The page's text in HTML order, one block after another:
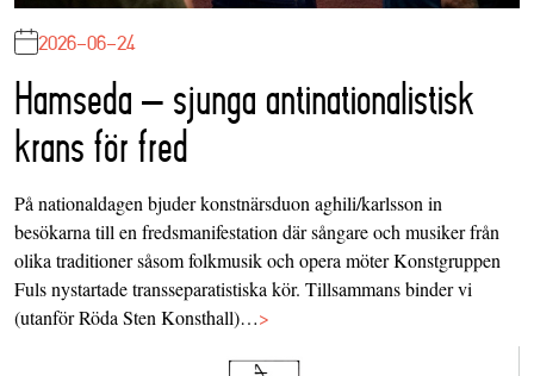
2026-06-24
Hamseda – sjunga antinationalistisk
krans för fred
På nationaldagen bjuder konstnärsduon aghili/karlsson in
besökarna till en fredsmanifestation där sångare och musiker från
olika traditioner såsom folkmusik och opera möter Konstgruppen
Fuls nystartade transseparatistiska kör. Tillsammans binder vi
(utanför Röda Sten Konsthall)…>